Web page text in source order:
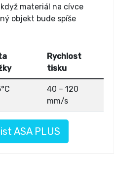
materiál na cívce
objekt bude spíše
Rychlost
tisku
40 – 120
mm/s
ASA PLUS